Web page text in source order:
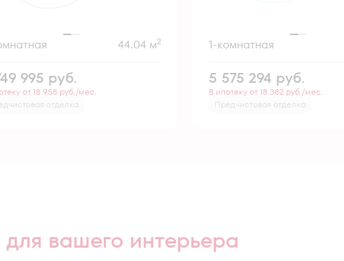
44.04 м2
995 руб.
от 18 958 руб./мес.
отделка
1-комнатная
5 575 294 руб.
В ипотеку от 18 382 руб./мес.
Предчистовая отделка
для вашего интерьера